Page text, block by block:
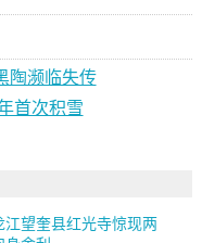
陶濒临失传
首次积雪
江望奎县红光寺惊现两